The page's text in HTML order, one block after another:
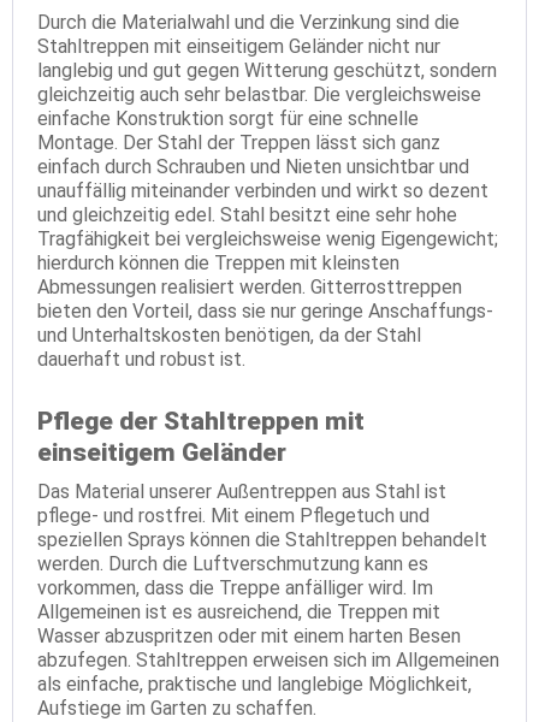
Durch die Materialwahl und die Verzinkung sind die
Stahltreppen mit einseitigem Geländer nicht nur
langlebig und gut gegen Witterung geschützt, sondern
gleichzeitig auch sehr belastbar. Die vergleichsweise
einfache Konstruktion sorgt für eine schnelle
Montage. Der Stahl der Treppen lässt sich ganz
einfach durch Schrauben und Nieten unsichtbar und
unauffällig miteinander verbinden und wirkt so dezent
und gleichzeitig edel. Stahl besitzt eine sehr hohe
Tragfähigkeit bei vergleichsweise wenig Eigengewicht;
hierdurch können die Treppen mit kleinsten
Abmessungen realisiert werden. Gitterrosttreppen
bieten den Vorteil, dass sie nur geringe Anschaffungs-
und Unterhaltskosten benötigen, da der Stahl
dauerhaft und robust ist.
Pflege der Stahltreppen mit
einseitigem Geländer
Das Material unserer Außentreppen aus Stahl ist
pflege- und rostfrei. Mit einem Pflegetuch und
speziellen Sprays können die Stahltreppen behandelt
werden. Durch die Luftverschmutzung kann es
vorkommen, dass die Treppe anfälliger wird. Im
Allgemeinen ist es ausreichend, die Treppen mit
Wasser abzuspritzen oder mit einem harten Besen
abzufegen. Stahltreppen erweisen sich im Allgemeinen
als einfache, praktische und langlebige Möglichkeit,
Aufstiege im Garten zu schaffen.